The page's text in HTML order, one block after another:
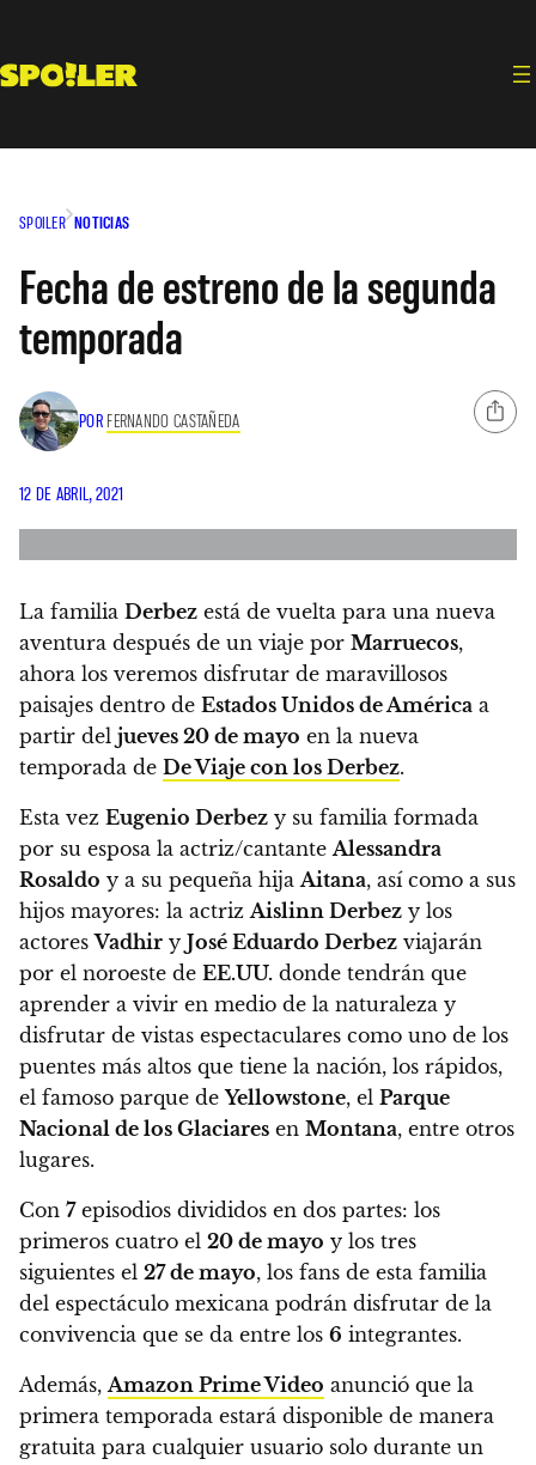
contenido
SPOILER NOTICIAS
Fecha de estreno de la segunda
temporada
POR FERNANDO CASTAÑEDA
12 DE ABRIL, 2021
La familia Derbez está de vuelta para una nueva
aventura después de un viaje por Marruecos,
ahora los veremos disfrutar de maravillosos
paisajes dentro de Estados Unidos de América a
partir del jueves 20 de mayo en la nueva
temporada de De Viaje con los Derbez.
Esta vez Eugenio Derbez y su familia formada
por su esposa la actriz/cantanteAlessandra
Rosaldo y a su pequeña hijaAitana, así como a sus
hijos mayores: la actrizAislinn Derbez y los
actoresVadhir y José Eduardo Derbez viajarán
por el noroeste de EE.UU. donde tendrán que
aprender a vivir en medio de la naturaleza y
disfrutar de vistas espectaculares como uno de los
puentes más altos que tiene la nación, los rápidos,
el famoso parque deYellowstone, el Parque
Nacional de los Glaciares en Montana, entre otros
lugares.
Con 7episodios divididos en dos partes: los
primeros cuatro el 20 de mayo y los tres
siguientes el 27 de mayo, los fans de esta familia
del espectáculo mexicana podrán disfrutar de la
convivencia que se da entre los 6 integrantes.
Además,Amazon Prime Video anunció que la
primera temporada estará disponible de manera
gratuita para cualquier usuario solo durante un